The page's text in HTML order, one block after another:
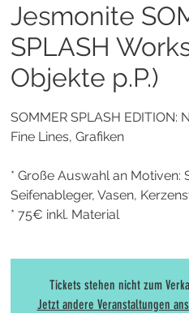
Jesmonite
SPLASH
Objekte p.P.)
SOMMER SPLASH EDITION:
Fine Lines, Grafiken
* Große Auswahl an Motiven:
Seifenableger, Vasen,
* 75€ inkl. Material
Tickets stehen nicht zum
Jetzt andere Veranstaltungen